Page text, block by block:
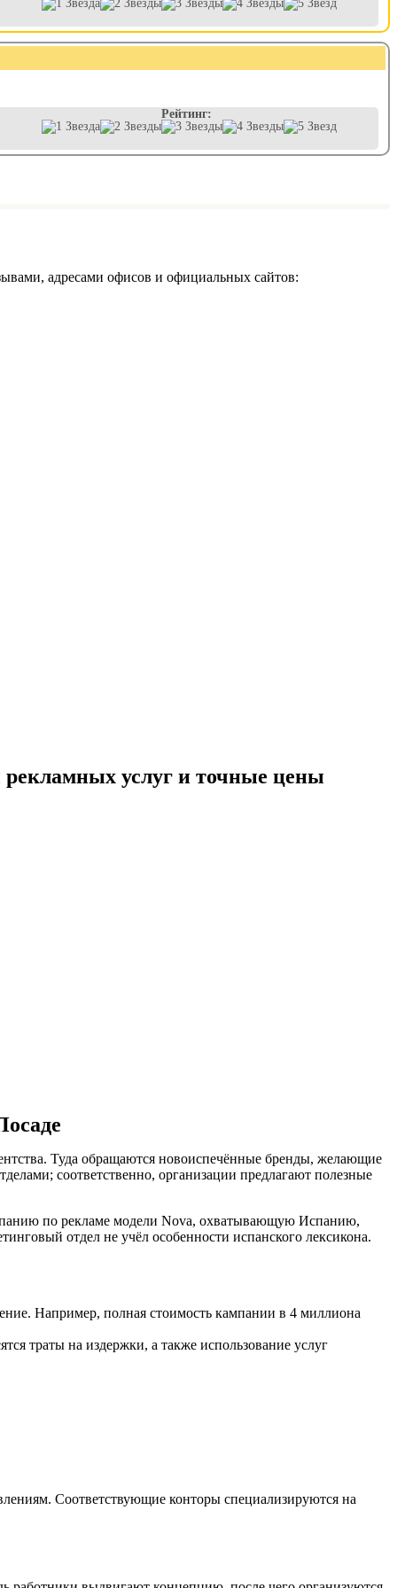
Рейтинг:
адресами офисов и официальных сайтов:
услуг и точные цены
Туда обращаются новоиспечённые бренды, желающие
соответственно, организации предлагают полезные
по рекламе модели Nova, охватывающую Испанию,
отдел не учёл особенности испанского лексикона.
Например, полная стоимость кампании в 4 миллиона
траты на издержки, а также использование услуг
Соответствующие конторы специализируются на